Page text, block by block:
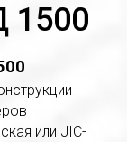
1500
или JIC-